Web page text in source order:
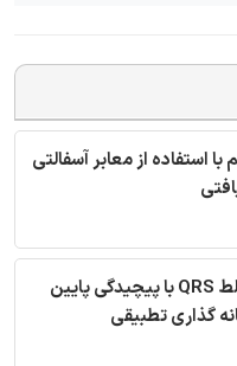
استفاده از معابر آسفالتی
ترجمه مقاله آشکارساز مختلط QRS با پیچیدگی پایین
گذاری تطبیقی